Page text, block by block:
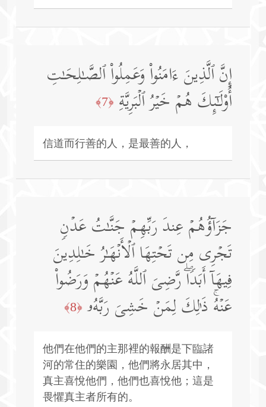
إِنَّ ٱلَّذِینَ ءَامَنُوا۟ وَعَمِلُوا۟ ٱلصَّـٰلِحَـٰتِ
أُو۟لَـٰۤىِٕكَ هُمۡ خَیۡرُ ٱلۡبَرِیَّةِ ﴿7﴾
信道而行善的人，是最善的人，
جَزَاۤؤُهُمۡ عِندَ رَبِّهِمۡ جَنَّـٰتُ عَدۡنࣲ
تَجۡرِی مِن تَحۡتِهَا ٱلۡأَنۡهَـٰرُ خَـٰلِدِینَ
فِیهَاۤ أَبَدࣰاۖ رَّضِیَ ٱللَّهُ عَنۡهُمۡ وَرَضُوا۟
عَنۡهُۚ ذَ ٰ⁠لِكَ لِمَنۡ خَشِیَ رَبَّهُۥ ﴿8﴾
他們在他們的主那裡的報酬是下臨諸
河的常住的樂園，他們將永居其中，
真主喜悅他們，他們也喜悅他；這是
畏懼真主者所有的。